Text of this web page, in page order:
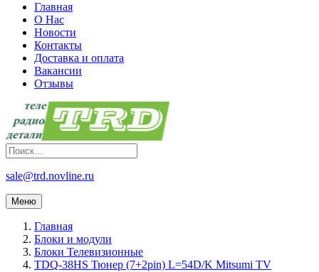
Главная
О Нас
Новости
Контакты
Доставка и оплата
Вакансии
Отзывы
sale@trd.novline.ru
Меню
Главная
Блоки и модули
Блоки Телевизионные
TDQ-38HS Тюнер (7+2pin) L=54D/K Mitsumi TV